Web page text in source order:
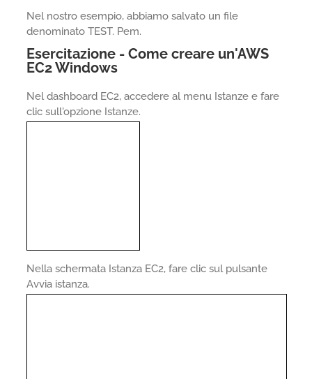
Nel nostro esempio, abbiamo salvato un file
denominato TEST. Pem.
Esercitazione - Come creare un'AWS
EC2 Windows
Nel dashboard EC2, accedere al menu Istanze e fare
clic sull'opzione Istanze.
Nella schermata Istanza EC2, fare clic sul pulsante
Avvia istanza.